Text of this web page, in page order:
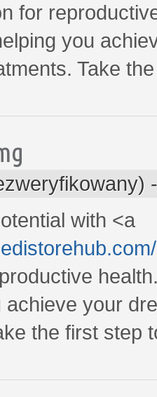
for
you
Take
with <a
achieve your
the first step